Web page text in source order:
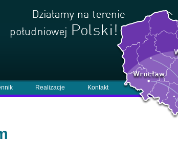
Realizacje Kontakt